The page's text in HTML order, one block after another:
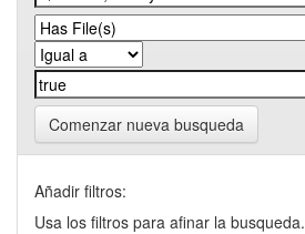
Comenzar nueva busqueda
Añadir filtros:
Usa los filtros para afinar la busqueda.